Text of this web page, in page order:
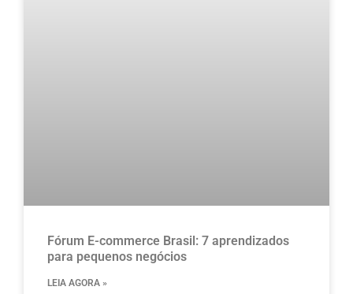
Fórum E-commerce Brasil: 7 aprendizados
para pequenos negócios
LEIA AGORA »